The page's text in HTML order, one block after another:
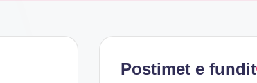
Postimet e fundit